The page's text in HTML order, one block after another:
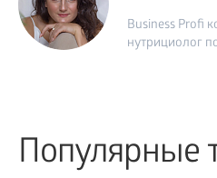
Business Profi
нутрициолог
Популярные